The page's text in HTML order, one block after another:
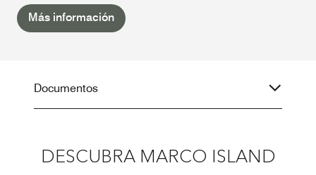
Más información
Documentos
DESCUBRA MARCO ISLAND